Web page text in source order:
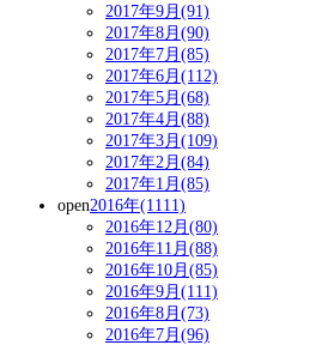
2017年9月(91)
2017年8月(90)
2017年7月(85)
2017年6月(112)
2017年5月(68)
2017年4月(88)
2017年3月(109)
2017年2月(84)
2017年1月(85)
open2016年(1111)
2016年12月(80)
2016年11月(88)
2016年10月(85)
2016年9月(111)
2016年8月(73)
2016年7月(96)